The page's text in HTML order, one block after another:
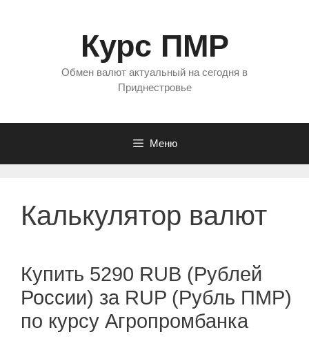
Курс ПМР
Обмен валют актуальный на сегодня в
Приднестровье
Меню
Калькулятор валют
Купить 5290 RUB (Рублей
России) за RUP (Рубль ПМР)
по курсу Агропромбанка